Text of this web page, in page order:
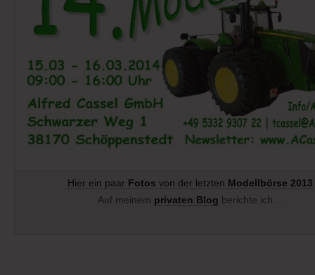
Hier ein paar Fotos von der letzten Modellbörse 2013
Auf meinem privaten Blog berichte ich…